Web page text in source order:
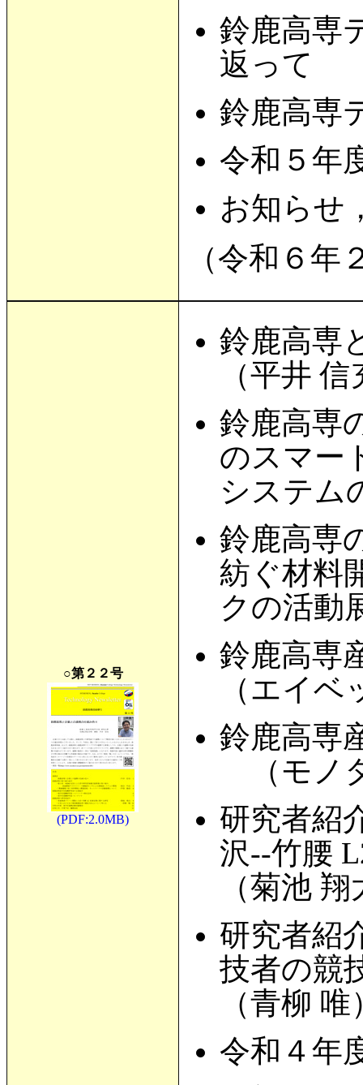
鈴鹿高専
返って
鈴鹿高専
令和５年
お知らせ
（令和６
○第２２号
(PDF:2.0MB)
鈴鹿高専
（平井
鈴鹿高専
のスマー
システム
鈴鹿高専
紡ぐ材料
クの活動
鈴鹿高専
（エイ
鈴鹿高専
（モノ
研究者紹
沢--竹腰
（菊池
研究者紹
技者の競
（青柳 唯
令和４年